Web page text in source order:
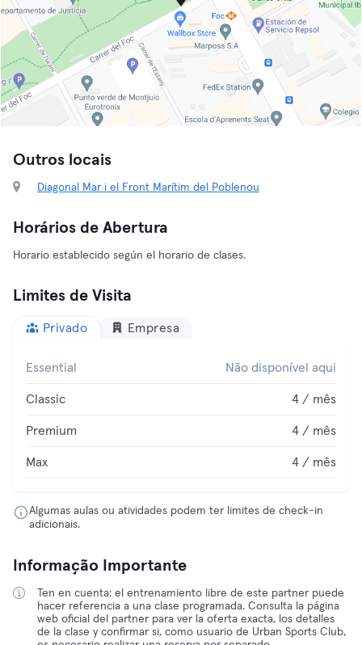
Outros locais
Diagonal Mar i el Front Marítim del Poblenou
Horários de Abertura
Horario establecido según el horario de clases.
Limites de Visita
Privado Empresa
Essential Não disponível aqui
Classic 4 / mês
Premium 4 / mês
Max 4 / mês
Algumas aulas ou atividades podem ter limites de check-in
adicionais.
Informação Importante
Ten en cuenta: el entrenamiento libre de este partner puede
hacer referencia a una clase programada. Consulta la página
web oficial del partner para ver la oferta exacta, los detalles
de la clase y confirmar si, como usuario de Urban Sports Club,